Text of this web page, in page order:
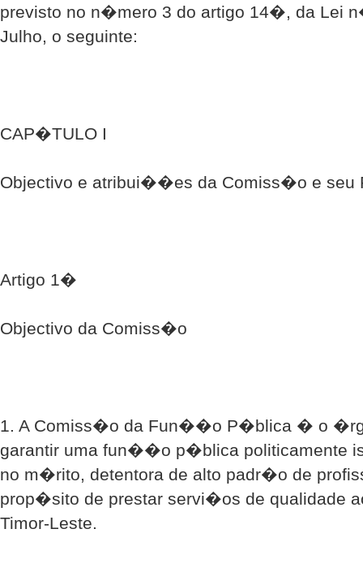
previsto no n�mero 3 do artigo 14�, da Lei
Julho, o seguinte:
CAP�TULO I
Objectivo e atribui��es da Comiss�o e seu
Artigo 1�
Objectivo da Comiss�o
1. A Comiss�o da Fun��o P�blica � o
garantir uma fun��o p�blica politicamente
no m�rito, detentora de alto padr�o de
prop�sito de prestar servi�os de qualidade
Timor-Leste.